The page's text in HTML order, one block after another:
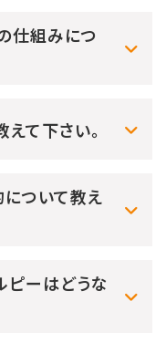
仕組みにつ
て下さい。
ついて教え
ピーはどうな